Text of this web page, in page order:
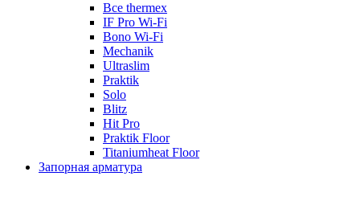
Все thermex
IF Pro Wi-Fi
Bono Wi-Fi
Mechanik
Ultraslim
Praktik
Solo
Blitz
Hit Pro
Praktik Floor
Titaniumheat Floor
Запорная арматура